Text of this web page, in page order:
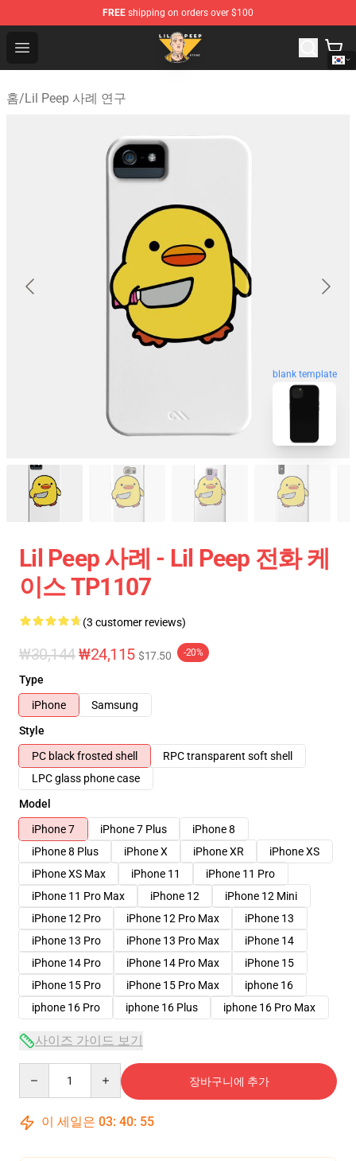
FREE shipping on orders over $100
Open menu
Lil Peep Store - Official Lil Peep Merchandise Shop
홈/Lil Peep 사례 연구
blank template
Lil Peep 사례 - Lil Peep 전화 케
이스 TP1107
(3 customer reviews)
₩30,144₩24,115 $17.50 -20%
Type
iPhone
Samsung
Style
PC black frosted shell
RPC transparent soft shell
LPC glass phone case
Model
iPhone 7
iPhone 7 Plus
iPhone 8
iPhone 8 Plus
iPhone X iPhone XR
iPhone XS
iPhone XS Max
iPhone 11
iPhone 11 Pro
iPhone 11 Pro Max
iPhone 12
iPhone 12 Mini
iPhone 12 Pro
iPhone 12 Pro Max
iPhone 13
iPhone 13 Pro
iPhone 13 Pro Max
iPhone 14
iPhone 14 Pro
iPhone 14 Pro Max
iPhone 15
iPhone 15 Pro
iPhone 15 Pro Max
iphone 16
iphone 16 Pro
iphone 16 Plus iphone 16 Pro Max
사이즈 가이드 보기
장바구니에 추가
이 세일은 03: 40: 54